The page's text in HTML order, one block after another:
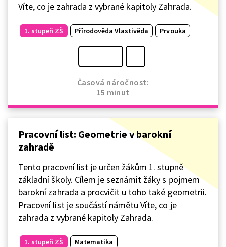
Víte, co je zahrada z vybrané kapitoly Zahrada.
1. stupeň ZŠ Přírodověda Vlastivěda Prvouka
Časová náročnost:
15 minut
Pracovní list: Geometrie v barokní
zahradě
Tento pracovní list je určen žákům 1. stupně
základní školy. Cílem je seznámit žáky s pojmem
barokní zahrada a procvičit u toho také geometrii.
Pracovní list je součástí námětu Víte, co je
zahrada z vybrané kapitoly Zahrada.
1. stupeň ZŠ Matematika